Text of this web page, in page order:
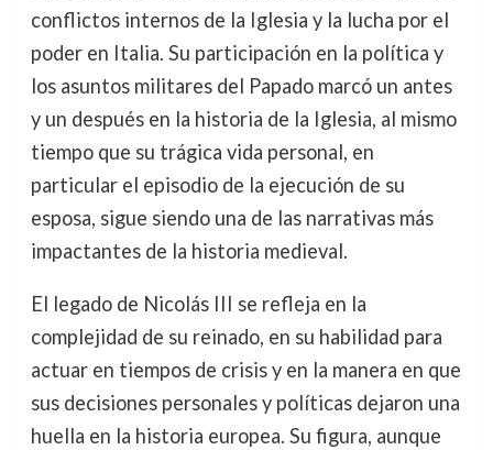
conflictos internos de la Iglesia y la lucha por el
poder en Italia. Su participación en la política y
los asuntos militares del Papado marcó un antes
y un después en la historia de la Iglesia, al mismo
tiempo que su trágica vida personal, en
particular el episodio de la ejecución de su
esposa, sigue siendo una de las narrativas más
impactantes de la historia medieval.
El legado de Nicolás III se refleja en la
complejidad de su reinado, en su habilidad para
actuar en tiempos de crisis y en la manera en que
sus decisiones personales y políticas dejaron una
huella en la historia europea. Su figura, aunque